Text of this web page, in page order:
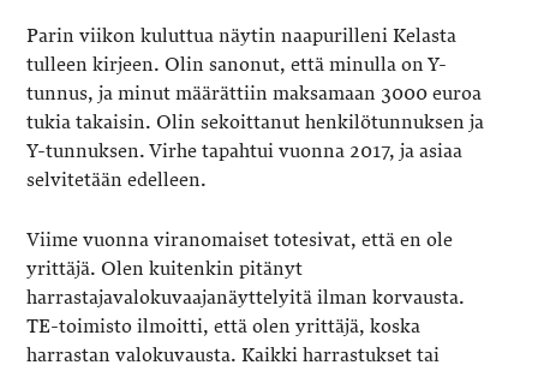
Parin viikon kuluttua näytin naapurilleni Kelasta
tulleen kirjeen. Olin sanonut, että minulla on Y-
tunnus, ja minut määrättiin maksamaan 3000 euroa
tukia takaisin. Olin sekoittanut henkilötunnuksen ja
Y-tunnuksen. Virhe tapahtui vuonna 2017, ja asiaa
selvitetään edelleen.
Viime vuonna viranomaiset totesivat, että en ole
yrittäjä. Olen kuitenkin pitänyt
harrastajavalokuvaajanäyttelyitä ilman korvausta.
TE-toimisto ilmoitti, että olen yrittäjä, koska
harrastan valokuvausta. Kaikki harrastukset tai